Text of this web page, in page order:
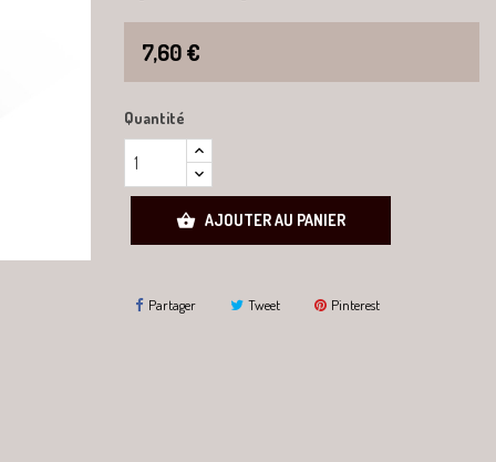
7,60 €
Quantité
 AJOUTER AU PANIER
Partager Tweet Pinterest